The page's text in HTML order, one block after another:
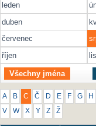
leden
duben
červenec
říjen
Všechny jména
A B C Č D E F G H
V W X Y Z Ž